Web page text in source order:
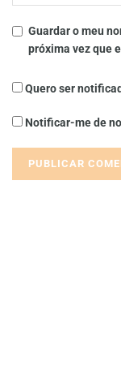
Guardar o meu
próxima vez que
Quero ser
Notificar-me de